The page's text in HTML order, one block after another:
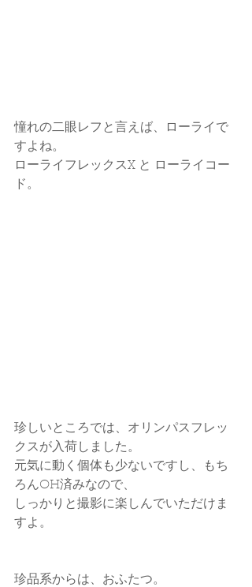
憧れの二眼レフと言えば、ローライで
すよね。
ローライフレックスX と ローライコー
ド。
珍しいところでは、オリンパスフレッ
クスが入荷しました。
元気に動く個体も少ないですし、もち
ろんOH済みなので、
しっかりと撮影に楽しんでいただけま
すよ。
珍品系からは、おふたつ。